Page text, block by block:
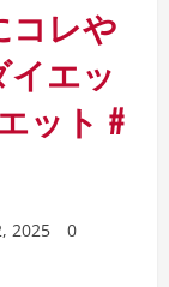
コレや
エッ
ット #
2025 0